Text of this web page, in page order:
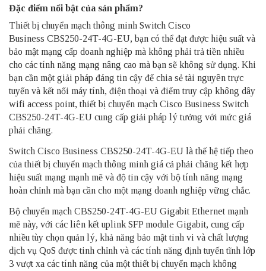
Đặc điểm nổi bật của sản phẩm?
Thiết bị chuyển mạch thông minh Switch Cisco
Business CBS250-24T-4G-EU, bạn có thể đạt được hiệu suất và
bảo mật mạng cấp doanh nghiệp mà không phải trả tiền nhiều
cho các tính năng mạng nâng cao mà bạn sẽ không sử dụng. Khi
bạn cần một giải pháp đáng tin cậy để chia sẻ tài nguyên trực
tuyến và kết nối máy tính, điện thoại và điểm truy cập không dây
wifi access point, thiết bị chuyển mạch Cisco Business Switch
CBS250-24T-4G-EU cung cấp giải pháp lý tưởng với mức giá
phải chăng.
Switch Cisco Business CBS250-24T-4G-EU là thế hệ tiếp theo
của thiết bị chuyển mạch thông minh giá cả phải chăng kết hợp
hiệu suất mạng mạnh mẽ và độ tin cậy với bộ tính năng mạng
hoàn chỉnh mà bạn cần cho một mạng doanh nghiệp vững chắc.
Bộ chuyển mạch CBS250-24T-4G-EU Gigabit Ethernet mạnh
mẽ này, với các liên kết uplink SFP module Gigabit, cung cấp
nhiều tùy chọn quản lý, khả năng bảo mật tinh vi và chất lượng
dịch vụ QoS được tinh chỉnh và các tính năng định tuyến tĩnh lớp
3 vượt xa các tính năng của một thiết bị chuyển mạch không